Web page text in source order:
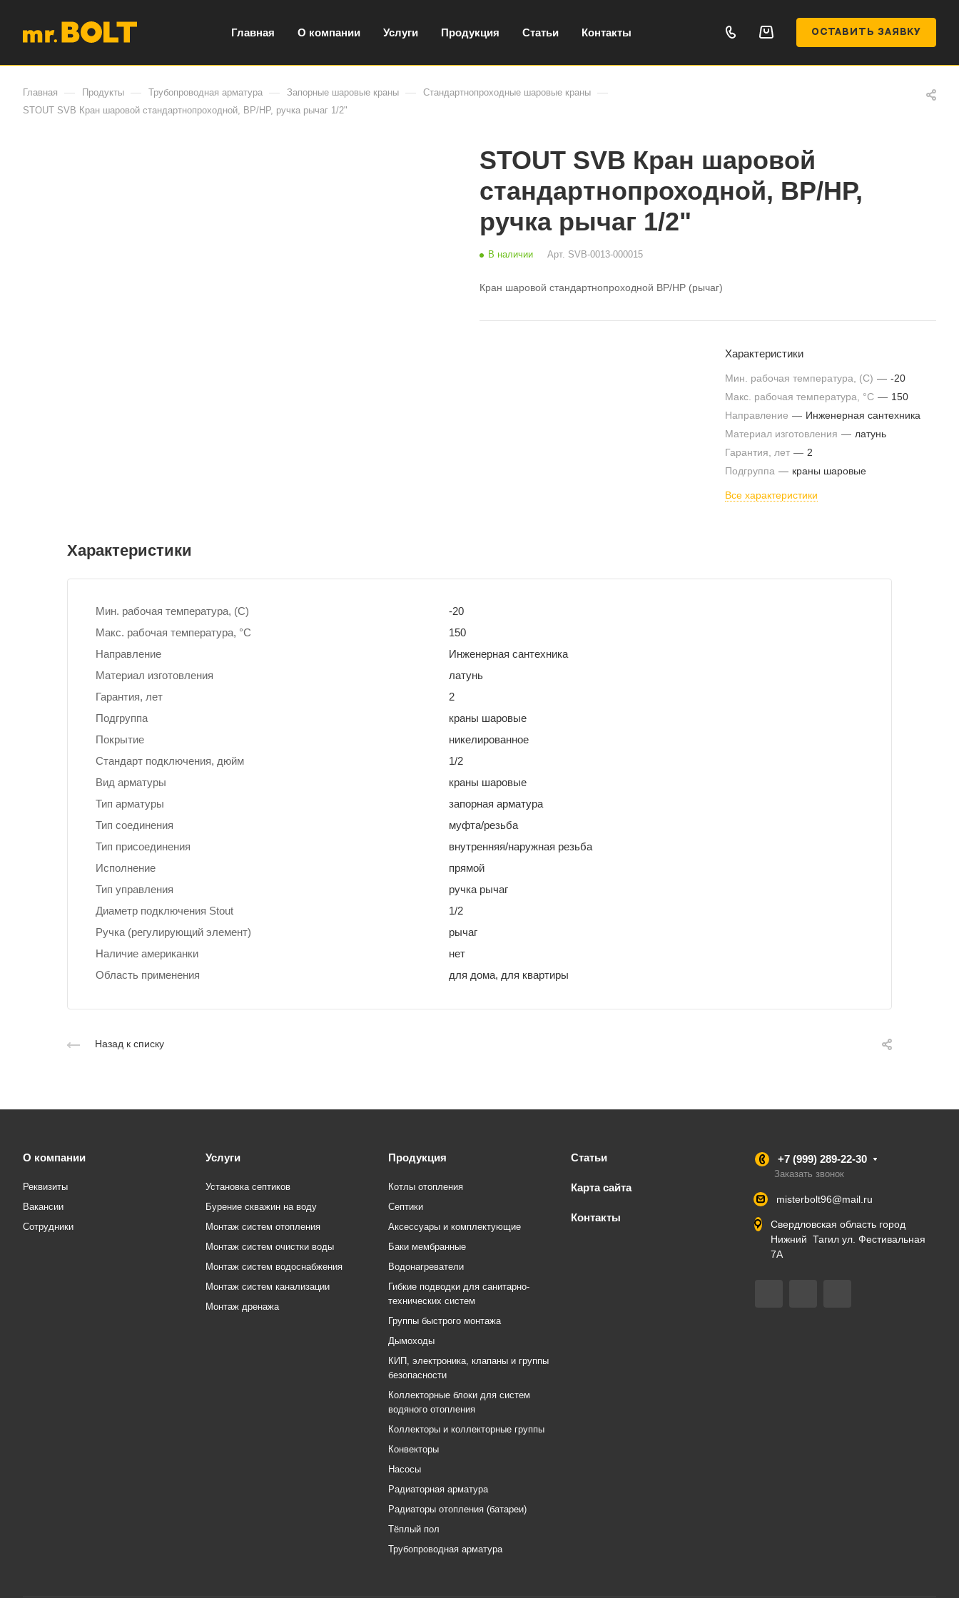
Главная О компании Услуги Продукция Статьи Контакты ОСТАВИТЬ ЗАЯВКУ
Главная — Продукты — Трубопроводная арматура — Запорные шаровые краны — Стандартнопроходные шаровые краны —
STOUT SVB Кран шаровой стандартнопроходной, ВР/НР, ручка рычаг 1/2"
STOUT SVB Кран шаровой
стандартнопроходной, ВР/НР,
ручка рычаг 1/2"
В наличии Арт. SVB-0013-000015
Кран шаровой стандартнопроходной ВР/НР (рычаг)
Характеристики
Мин. рабочая температура, (С) — -20
Макс. рабочая температура, °С — 150
Направление — Инженерная сантехника
Материал изготовления — латунь
Гарантия, лет — 2
Подгруппа — краны шаровые
Все характеристики
Характеристики
Мин. рабочая температура, (С)
-20
Макс. рабочая температура, °С
150
Направление
Инженерная сантехника
Материал изготовления
латунь
Гарантия, лет
2
Подгруппа
краны шаровые
Покрытие
никелированное
Стандарт подключения, дюйм
1/2
Вид арматуры
краны шаровые
Тип арматуры
запорная арматура
Тип соединения
муфта/резьба
Тип присоединения
внутренняя/наружная резьба
Исполнение
прямой
Тип управления
ручка рычаг
Диаметр подключения Stout
1/2
Ручка (регулирующий элемент)
рычаг
Наличие американки
нет
Область применения
для дома, для квартиры
Назад к списку
О компании
Реквизиты
Вакансии
Сотрудники
Услуги
Установка септиков
Бурение скважин на воду
Монтаж систем отопления
Монтаж систем очистки воды
Монтаж систем водоснабжения
Монтаж систем канализации
Монтаж дренажа
Продукция
Котлы отопления
Септики
Аксессуары и комплектующие
Баки мембранные
Водонагреватели
Гибкие подводки для санитарно-
технических систем
Группы быстрого монтажа
Дымоходы
КИП, электроника, клапаны и группы
безопасности
Коллекторные блоки для систем
водяного отопления
Коллекторы и коллекторные группы
Конвекторы
Насосы
Радиаторная арматура
Радиаторы отопления (батареи)
Тёплый пол
Трубопроводная арматура
Статьи
Карта сайта
Контакты
+7 (999) 289-22-30
Заказать звонок
misterbolt96@mail.ru
Свердловская область город
Нижний Тагил ул. Фестивальная
7А